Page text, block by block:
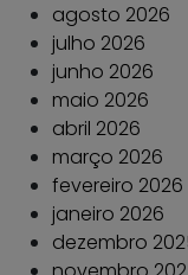
agosto 2026
julho 2026
junho 2026
maio 2026
abril 2026
março 2026
fevereiro 2026
janeiro 2026
dezembro